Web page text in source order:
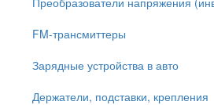
FM-трансмиттеры
Зарядные устройства в авто
Держатели, подставки, крепления